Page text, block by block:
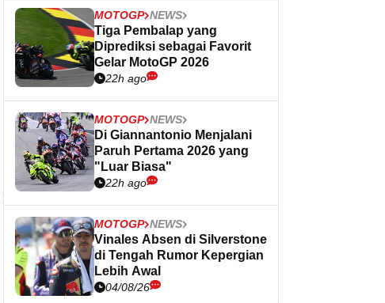
MOTOGP NEWS
Tiga Pembalap yang
Diprediksi sebagai Favorit
Gelar MotoGP 2026
22h ago
MOTOGP NEWS
Di Giannantonio Menjalani
Paruh Pertama 2026 yang
"Luar Biasa"
22h ago
MOTOGP NEWS
Vinales Absen di Silverstone
di Tengah Rumor Kepergian
Lebih Awal
04/08/26